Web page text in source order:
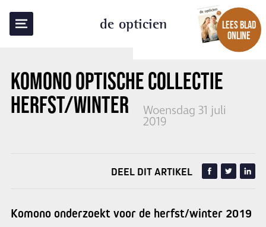
de opticien
LEES BLAD
ONLINE
KOMONO OPTISCHE COLLECTIE
HERFST/WINTER 2019Woensdag 31 juli
2019
TERUG NAAR OVERZICHT
DEEL DIT ARTIKEL
Komono onderzoekt voor de herfst/winter 2019